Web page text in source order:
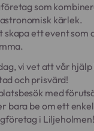
som
kärlek.
skapa ett event som
vi vet att vår
och prisvärd!
med
bara be om ett
i Liljeholmen!